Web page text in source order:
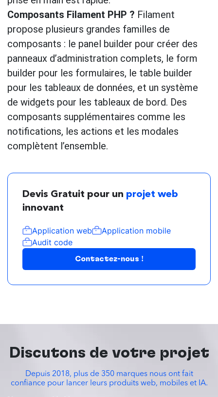
Composants Filament PHP ? Filament
propose plusieurs grandes familles de
composants : le panel builder pour créer des
panneaux d’administration complets, le form
builder pour les formulaires, le table builder
pour les tableaux de données, et un système
de widgets pour les tableaux de bord. Des
composants supplémentaires comme les
notifications, les actions et les modales
complètent l’ensemble.
Devis Gratuit pour un projet web
innovant
Application web
Application mobile
Audit code
Contactez-nous !
Discutons de votre projet
Depuis 2018, plus de 350 marques nous ont fait
confiance pour lancer leurs produits web, mobiles et IA.